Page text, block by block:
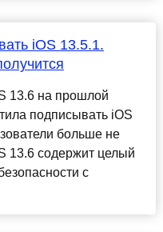
iOS 13.5.1.
13.6 на прошлой
подписывать iOS
больше не
13.6 содержит целый
с